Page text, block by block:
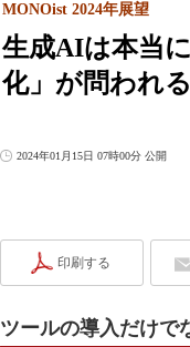
生成AIは本当
化」が問われ
MONOist 2024年展望
2024年01月15日 07時00分 公開
印刷する
ツールの導入だけで